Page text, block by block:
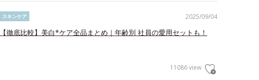
2025/09/04
スキンケア
【徹底比較】美白*ケア全品まとめ｜年齢別 社員の愛用セットも！
11086 view